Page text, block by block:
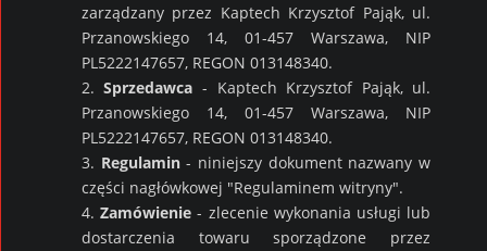
zarządzany przez Kaptech Krzysztof Pająk, ul.
Przanowskiego 14, 01-457 Warszawa, NIP
PL5222147657, REGON 013148340.
2.Sprzedawca - Kaptech Krzysztof Pająk, ul.
Przanowskiego 14, 01-457 Warszawa, NIP
PL5222147657, REGON 013148340.
3. Regulamin- niniejszy dokument nazwany w
części nagłówkowej "Regulaminem witryny".
4.Zamówienie - zlecenie wykonania usługi lub
dostarczenia towaru sporządzone przez